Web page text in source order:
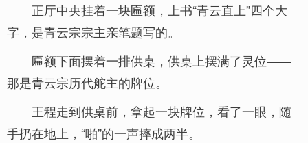
正厅中央挂着一块匾额，上书“青云直上”四个大
字，是青云宗宗主亲笔题写的。
匾额下面摆着一排供桌，供桌上摆满了灵位——
那是青云宗历代舵主的牌位。
王程走到供桌前，拿起一块牌位，看了一眼，随
手扔在地上，“啪”的一声摔成两半。